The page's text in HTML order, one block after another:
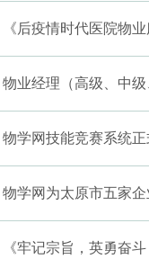
《后疫情时代医院物
物业经理（高级、中
物学网技能竞赛系统
物学网为太原市五家